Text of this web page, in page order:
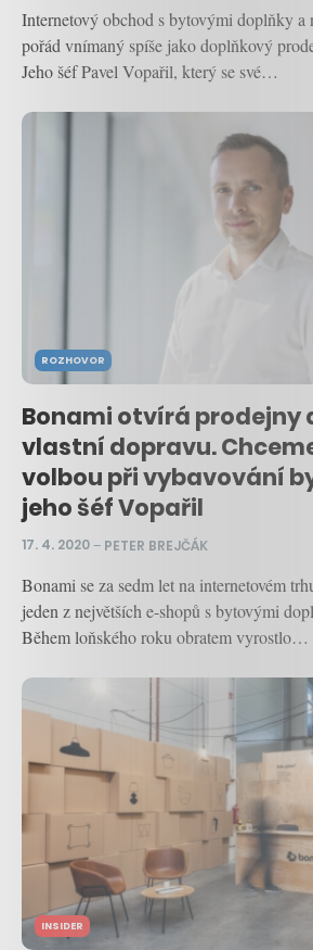
Internetový obchod s bytovými doplňky a
pořád vnímaný spíše jako doplňkový
Jeho šéf Pavel Vopařil, který se své…
ROZHOVOR
Bonami otvírá prodejny
vlastní dopravu.
volbou při vybavování
jeho šéf Vopařil
17. 4. 2020– PETER BREJČÁK
Bonami se za sedm let na internetovém
jeden z největších e-shopů s bytovými
Během loňského roku obratem vyrostlo…
INSIDER